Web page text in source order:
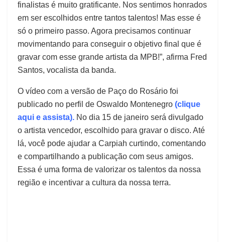
finalistas é muito gratificante. Nos sentimos honrados
em ser escolhidos entre tantos talentos! Mas esse é
só o primeiro passo. Agora precisamos continuar
movimentando para conseguir o objetivo final que é
gravar com esse grande artista da MPB!”, afirma Fred
Santos, vocalista da banda.
O vídeo com a versão de Paço do Rosário foi
publicado no perfil de Oswaldo Montenegro (clique
aqui e assista). No dia 15 de janeiro será divulgado
o artista vencedor, escolhido para gravar o disco. Até
lá, você pode ajudar a Carpiah curtindo, comentando
e compartilhando a publicação com seus amigos.
Essa é uma forma de valorizar os talentos da nossa
região e incentivar a cultura da nossa terra.